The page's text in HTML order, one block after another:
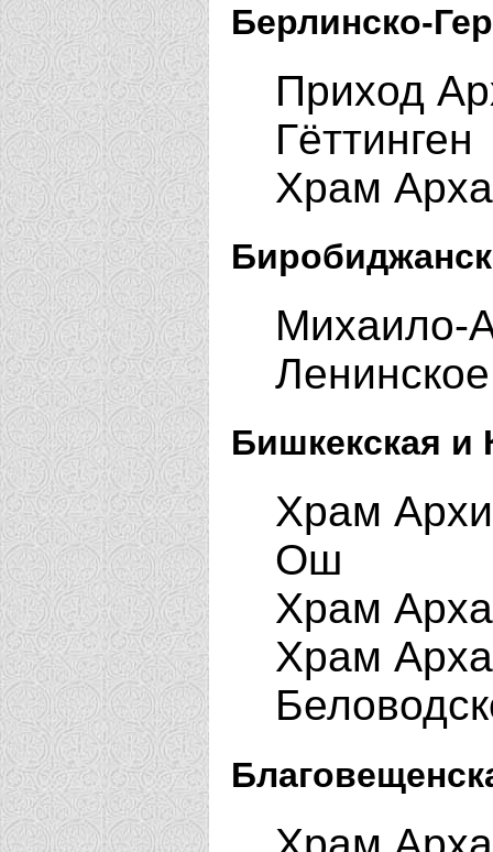
Берлинско-
Приход
Гёттинген
Храм
Михаило-
Ленинское
Бишкекская и
Храм
Ош
Храм
Храм